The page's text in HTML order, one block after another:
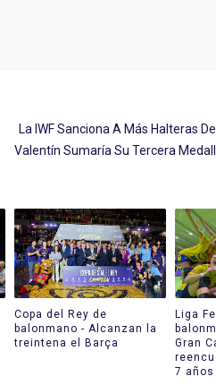
La IWF Sanciona A Más Halteras
Valentín Sumaría Su Tercera
Copa del Rey de
balonmano - Alcanzan la
treintena el Barça
Liga
Gran
7 años